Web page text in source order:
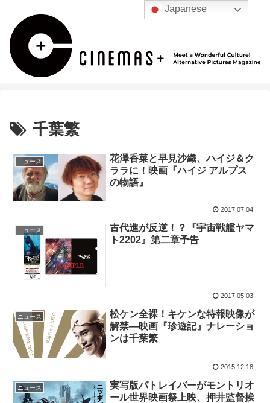
千葉繁
ニュース
花澤香菜と早見沙織、ハイジ＆ク
ララに！映画『ハイジ アルプス
の物語』
2017.07.04
ニュース
古代進が反逆！？『宇宙戦艦ヤマ
ト2202』第二章予告
2017.05.03
ニュース
松ケン全裸！キケンな特報映像が
解禁―映画『珍遊記』ナレーショ
ンは千葉繁
2015.12.18
ニュース
実写版パトレイバーがモントリオ
ール世界映画祭上映、押井監督挨
Japanese